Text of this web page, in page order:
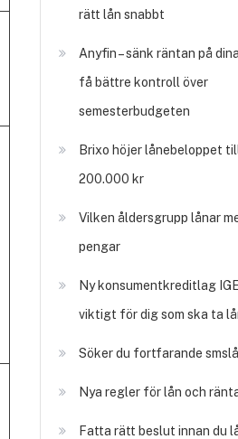
rätt lån snabbt
Anyfin – sänk räntan på
få bättre kontroll över
semesterbudgeten
Brixo höjer lånebeloppet
200.000 kr
Vilken åldersgrupp lånar
pengar
Ny konsumentkreditlag
viktigt för dig som ska ta
Söker du fortfarande
Nya regler för lån och
Fatta rätt beslut innan du